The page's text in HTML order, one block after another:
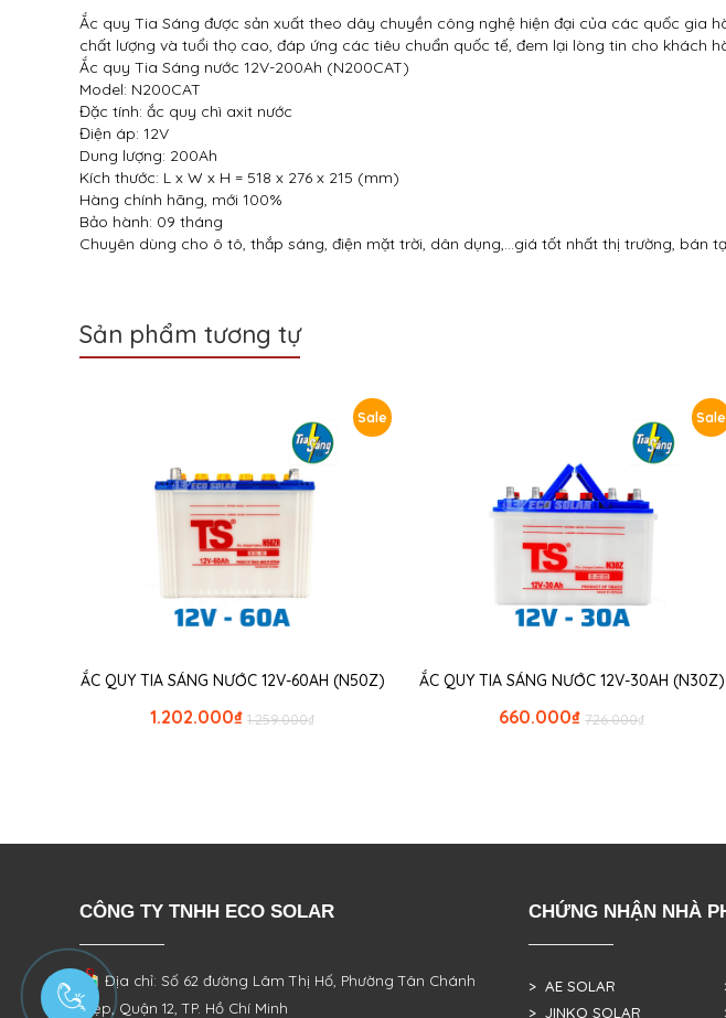
Ắc quy Tia Sáng được sản xuất theo dây chuyền công nghệ hiện đại của các quốc gia
chất lượng và tuổi thọ cao, đáp ứng các tiêu chuẩn quốc tế, đem lại lòng tin cho khách
Ắc quy Tia Sáng nước 12V-200Ah (N200CAT)
Model: N200CAT
Đặc tính: ắc quy chì axit nước
Điện áp: 12V
Dung lượng: 200Ah
Kích thước: L x W x H = 518 x 276 x 215 (mm)
Hàng chính hãng, mới 100%
Bảo hành: 09 tháng
Chuyên dùng cho ô tô, thắp sáng, điện mặt trời, dân dụng,…giá tốt nhất thị trường, bán
Sản phẩm tương tự
Sale
ẮC QUY TIA SÁNG NƯỚC 12V-60AH (N50Z)
₫
1.259.000
₫
1.202.000
Sale
ẮC QUY TIA SÁNG NƯỚC 12V-30AH (N30Z)
₫
726.000
₫
660.000
CÔNG TY TNHH ECO SOLAR
Địa chỉ: Số 62 đường Lâm Thị Hố, PhườngTân Chánh
Hiệp, Quận 12, TP. Hồ Chí Minh
CHỨNG NHẬN NHÀ
> AE SOLAR
> JINKO SOLAR